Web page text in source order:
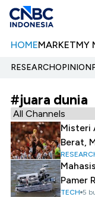
HOMEMARKETMY
RESEARCHOPINION
#juara dunia
Misteri
Berat,
Pamer
TECH 5